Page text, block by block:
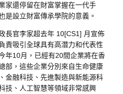
家還停留在財富掌握在一代手
是設立財富傳承學院的意義。
長官李家超去年 10[CS1] 月宣佈
責吸引全球具有高潛力和代表性
年10月，已經有20間企業將在香
部，這些企業分別來自生命健康
金融科技、先進製造與新能源科
技、人工智慧等領域非常感興